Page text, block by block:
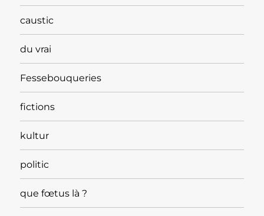
caustic
du vrai
Fessebouqueries
fictions
kultur
politic
que fœtus là ?